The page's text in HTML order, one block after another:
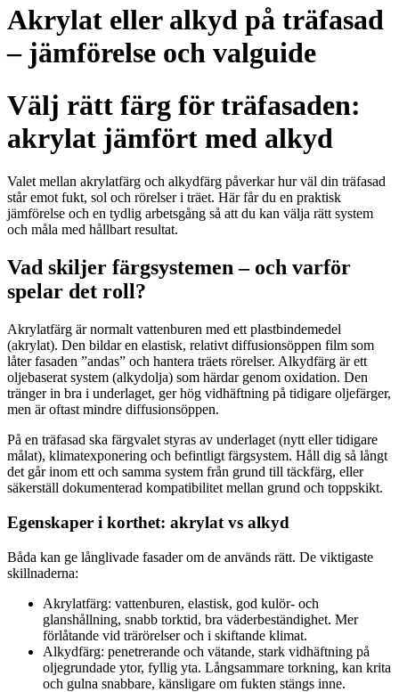
Akrylat eller alkyd på träfasad
– jämförelse och valguide
Välj rätt färg för träfasaden:
akrylat jämfört med alkyd
Valet mellan akrylatfärg och alkydfärg påverkar hur väl din träfasad
står emot fukt, sol och rörelser i träet. Här får du en praktisk
jämförelse och en tydlig arbetsgång så att du kan välja rätt system
och måla med hållbart resultat.
Vad skiljer färgsystemen – och varför
spelar det roll?
Akrylatfärg är normalt vattenburen med ett plastbindemedel
(akrylat). Den bildar en elastisk, relativt diffusionsöppen film som
låter fasaden ”andas” och hantera träets rörelser. Alkydfärg är ett
oljebaserat system (alkydolja) som härdar genom oxidation. Den
tränger in bra i underlaget, ger hög vidhäftning på tidigare oljefärger,
men är oftast mindre diffusionsöppen.
På en träfasad ska färgvalet styras av underlaget (nytt eller tidigare
målat), klimatexponering och befintligt färgsystem. Håll dig så långt
det går inom ett och samma system från grund till täckfärg, eller
säkerställ dokumenterad kompatibilitet mellan grund och toppskikt.
Egenskaper i korthet: akrylat vs alkyd
Båda kan ge långlivade fasader om de används rätt. De viktigaste
skillnaderna:
Akrylatfärg: vattenburen, elastisk, god kulör- och
glanshållning, snabb torktid, bra väderbeständighet. Mer
förlåtande vid trä­rörelser och i skiftande klimat.
Alkydfärg: penetrerande och vätande, stark vidhäftning på
oljegrundade ytor, fyllig yta. Långsammare torkning, kan krita
och gulna snabbare, känsligare om fukten stängs inne.